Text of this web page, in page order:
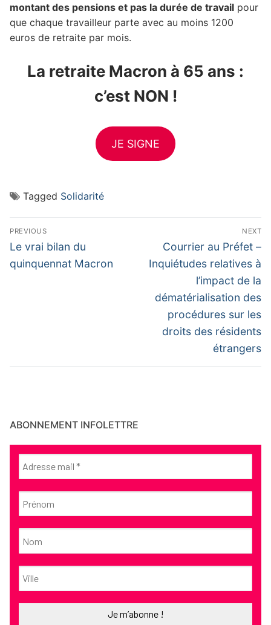
montant des pensions et pas la durée de travail pour
que chaque travailleur parte avec au moins 1200
euros de retraite par mois.
La retraite Macron à 65 ans :
c’est NON !
JE SIGNE
Tagged Solidarité
Navigation
de
l’article
PREVIOUS
Previous
post:
Le vrai bilan du
quinquennat Macron
NEXT
Next
post:
Courrier au Préfet –
Inquiétudes relatives à
l’impact de la
dématérialisation des
procédures sur les
droits des résidents
étrangers
ABONNEMENT INFOLETTRE